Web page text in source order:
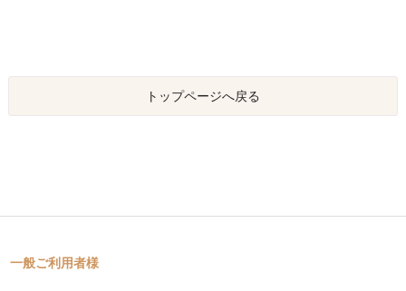
トップページへ戻る
一般ご利用者様